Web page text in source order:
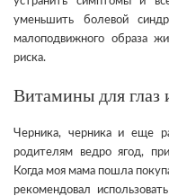
уменьшить болевой
малоподвижного образа
риска.
Витамины для глаз
Черника, черника и еще
родителям ведро ягод,
Когда моя мама пошла
рекомендовал